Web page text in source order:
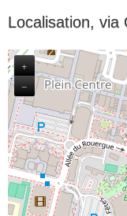
Localisation, via
+
−